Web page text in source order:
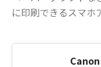
に印刷できるスマホ